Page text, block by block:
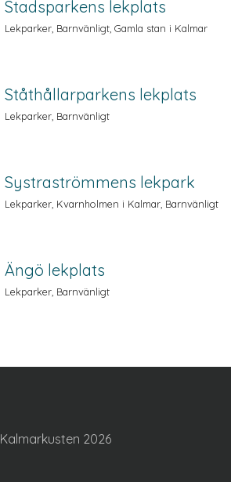
Stadsparkens lekplats
Lekparker, Barnvänligt, Gamla stan i Kalmar
Ståthållarparkens lekplats
Lekparker, Barnvänligt
Systraströmmens lekpark
Lekparker, Kvarnholmen i Kalmar, Barnvänligt
Ängö lekplats
Lekparker, Barnvänligt
Kalmarkusten 2026